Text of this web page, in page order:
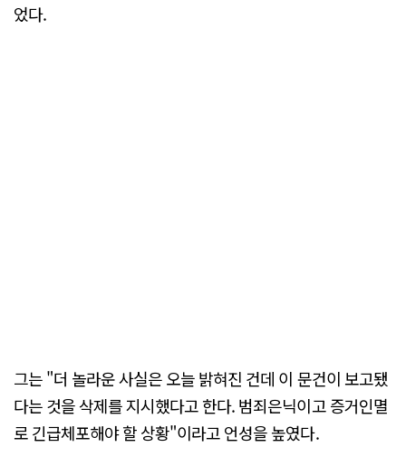
었다.
그는 "더 놀라운 사실은 오늘 밝혀진 건데 이 문건이 보고됐
다는 것을 삭제를 지시했다고 한다. 범죄은닉이고 증거인멸
로 긴급체포해야 할 상황"이라고 언성을 높였다.